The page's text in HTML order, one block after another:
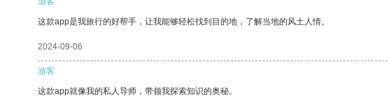
这款app是我旅行的好帮手，让我能够轻松找到目的地，了解当地的风土人情。
2024-09-06
游客
这款app就像我的私人导师，带领我探索知识的奥秘。